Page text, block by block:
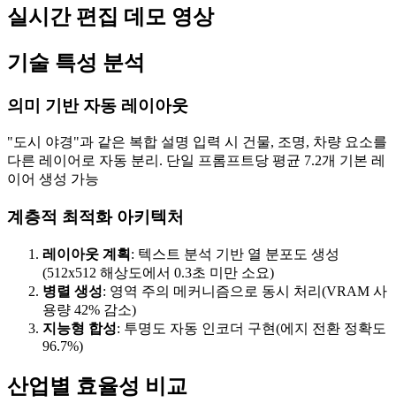
실시간 편집 데모 영상
기술 특성 분석
의미 기반 자동 레이아웃
"도시 야경"과 같은 복합 설명 입력 시 건물, 조명, 차량 요소를
다른 레이어로 자동 분리. 단일 프롬프트당 평균 7.2개 기본 레
이어 생성 가능
계층적 최적화 아키텍처
레이아웃 계획 : 텍스트 분석 기반 열 분포도 생성
(512x512 해상도에서 0.3초 미만 소요)
병렬 생성: 영역 주의 메커니즘으로 동시 처리(VRAM 사
용량 42% 감소)
지능형 합성: 투명도 자동 인코더 구현(에지 전환 정확도
96.7%)
산업별 효율성 비교